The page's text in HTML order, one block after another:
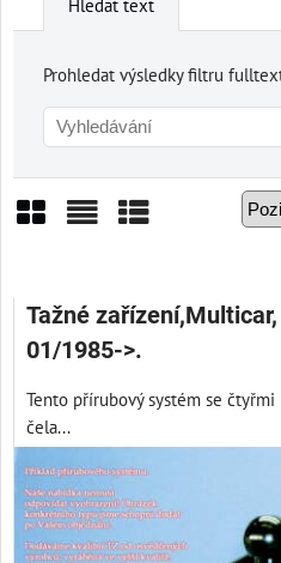
Hledat text
Prohledat výsledky filtru
Tažné
01/1985->.
Tento přírubový systém se
čela...